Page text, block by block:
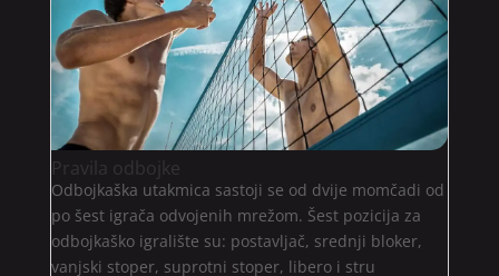
Pravila odbojke
Odbojkaška utakmica sastoji se od dvije momčadi od
po šest igrača odvojenih mrežom. Šest pozicija za
odbojkaško igralište su: postavljač, srednji bloker,
vanjski stoper, suprotni stoper, libero i stru